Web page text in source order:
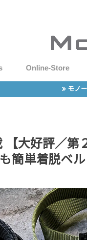
Online-Store
モノ
大好評／第
簡単着脱ベル